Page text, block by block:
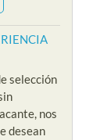
selección
nos
desean